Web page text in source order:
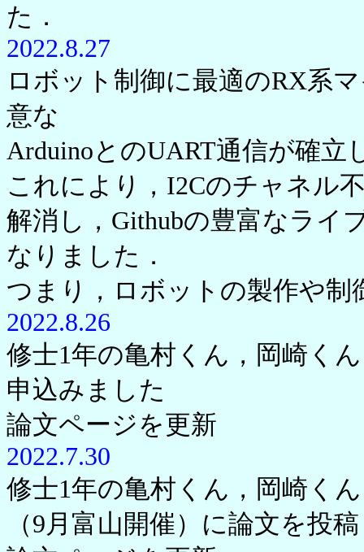
た．
2022.8.27
ロボット制御に最適のRX系
意な
ArduinoとのUART通信が確立
これにより，I2Cのチャネル
解消し，Githubの豊富なライ
なりました．
つまり，ロボットの製作や
2022.8.26
修士1年の亀村くん，岡崎く
申込みました
論文ページを更新
2022.7.30
修士1年の亀村くん，岡崎く
（9月富山開催）に論文を投